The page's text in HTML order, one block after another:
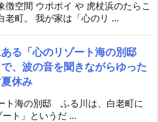
徴空間 ウポポイ や 虎杖浜のたらこ
老町。 我が家は「心のリ ...
る「心のリゾート海の別邸
、波の音を聞きながらゆった
休み
ト海の別邸 ふる川は、白老町に
ト」というだ ...